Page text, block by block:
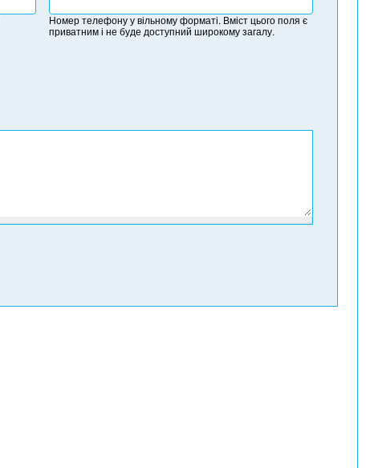
м
е
ф
Номер телефону у вільному форматі. Вміст цього поля є
приватним і не буде доступний широкому загалу.